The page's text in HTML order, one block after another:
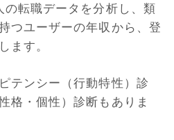
の転職データを分析し、類
つユーザーの年収から、登
ます。
テンシー（行動特性）診
格・個性）診断もありま